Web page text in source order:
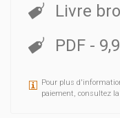
Livre
PDF -
Pour plus
paiement, consultez